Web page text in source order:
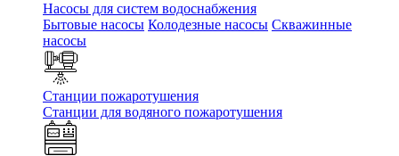
Насосы для систем водоснабжения
Бытовые насосы Колодезные насосы Скважинные
насосы
Станции пожаротушения
Станции для водяного пожаротушения